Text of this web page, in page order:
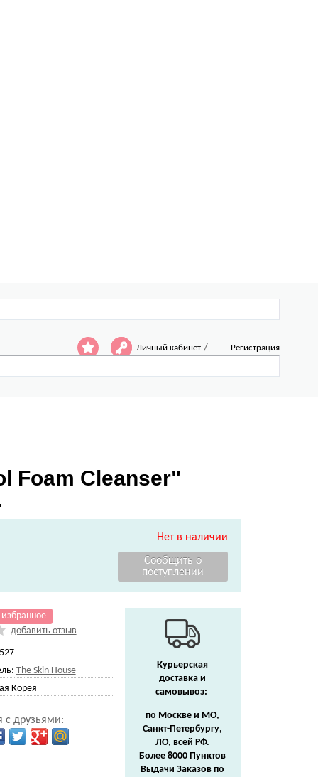
Личный кабинет / Регистрация
Foam Cleanser"
Нет в наличии
добавить отзыв
The Skin House
Корея
с друзьями:
Курьерская
доставка и
самовывоз:
по Москве и МО,
Санкт-Петербургу,
ЛО, всей РФ.
Более 8000 Пунктов
Выдачи Заказов по